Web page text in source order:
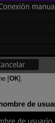
[OK].
de